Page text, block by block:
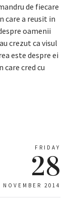
de fiecare
care a reusit in
oamenii
crezut ca visul
este despre ei
care cred cu
FRIDAY
28
NOVEMBER 2014